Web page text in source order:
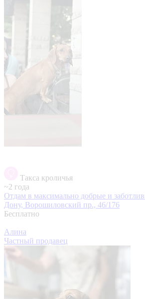
Такса кроличья
~2 года
Отдам в максимально добрые и
Дону, Ворошиловский пр., 46/176
Бесплатно
Алина
Частный продавец